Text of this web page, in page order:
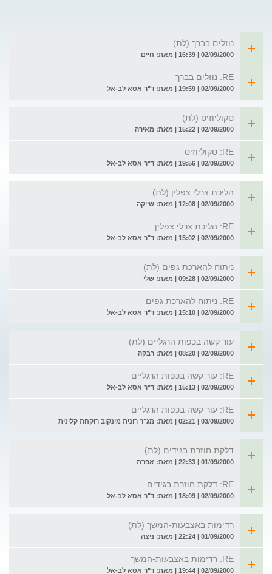
נוזלים בברך (לת)
02/09/2000 | 16:39 | מאת: חיים
RE: נוזלים בברך
02/09/2000 | 19:59 | מאת: ד"ר אסא לב-אל
סקוליוזיס (לת)
02/09/2000 | 15:22 | מאת: מאירה
RE: סקוליוזיס
02/09/2000 | 19:56 | מאת: ד"ר אסא לב-אל
הליכת צרלי צפלין (לת)
02/09/2000 | 12:08 | מאת: שייקה
RE: הליכת צרלי צפלין
02/09/2000 | 15:02 | מאת: ד"ר אסא לב-אל
ניתוח להארכת גפים (לת)
02/09/2000 | 09:28 | מאת: שלי
RE: ניתוח להארכת גפים
02/09/2000 | 15:10 | מאת: ד"ר אסא לב-אל
עור קשה בכפות הרגליים (לת)
02/09/2000 | 08:20 | מאת: רבקה
RE: עור קשה בכפות הרגליים
02/09/2000 | 15:13 | מאת: ד"ר אסא לב-אל
RE: עור קשה בכפות הרגליים
03/09/2000 | 02:21 | מאת: מג"ר רונית מינקוב רוקחת קלינית
דלקת חוזרת בגידים (לת)
01/09/2000 | 22:33 | מאת: אפרת
RE: דלקת חוזרת בגידים
02/09/2000 | 18:09 | מאת: ד"ר אסא לב-אל
רדימות באצבעות-המשך (לת)
01/09/2000 | 22:24 | מאת: ניצה
RE: רדימות באצבעות-המשך
02/09/2000 | 19:44 | מאת: ד"ר אסא לב-אל